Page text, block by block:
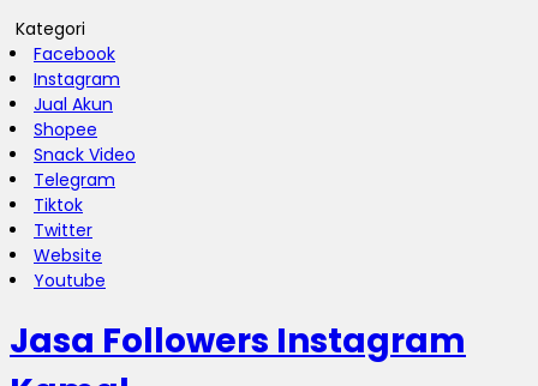
Kategori
Facebook
Instagram
Jual Akun
Shopee
Snack Video
Telegram
Tiktok
Twitter
Website
Youtube
Jasa Followers Instagram